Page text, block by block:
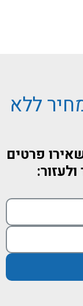
ללא
פרטים